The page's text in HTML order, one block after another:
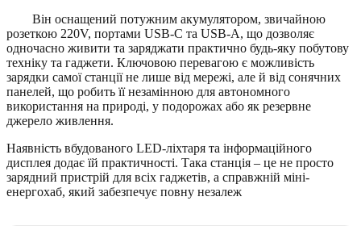
Він оснащений потужним акумулятором, звичайною
розеткою 220V, портами USB-C та USB-A, що дозволяє
одночасно живити та заряджати практично будь-яку побутову
техніку та гаджети. Ключовою перевагою є можливість
зарядки самої станції не лише від мережі, але й від сонячних
панелей, що робить її незамінною для автономного
використання на природі, у подорожах або як резервне
джерело живлення.
Наявність вбудованого LED-ліхтаря та інформаційного
дисплея додає їй практичності. Така станція – це не просто
зарядний пристрій для всіх гаджетів, а справжній міні-
енергохаб, який забезпечує повну незалеж